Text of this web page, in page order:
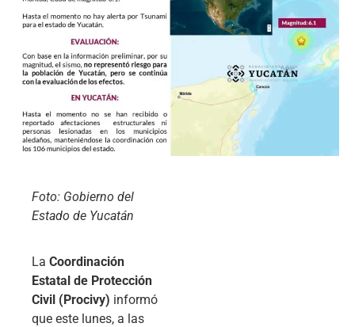
Foto: Gobierno del
Estado de Yucatán
La Coordinación
Estatal de Protección
Civil (Procivy) informó
que este lunes, a las